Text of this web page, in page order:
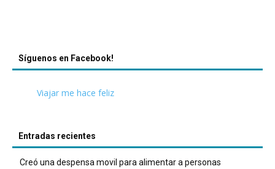
Síguenos en Facebook!
Viajar me hace feliz
Entradas recientes
Creó una despensa movil para alimentar a personas